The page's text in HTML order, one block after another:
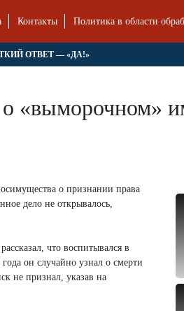
Контакты Политика в области
ОТВЕТ — «ДА!»
о «выморочном»
о признании права
дело не открывалось,
что воспитывался в
он случайно узнал о смерти
не признал, указав на